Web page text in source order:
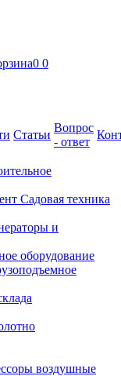
0 0
Статьи
Вопрос
- ответ
Садовая техника
и
оборудование
воздушные